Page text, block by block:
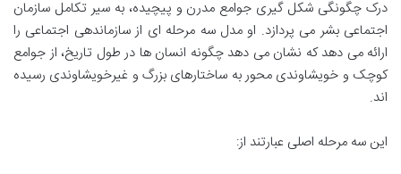
درک چگونگی شکل گیری جوامع مدرن و پیچیده، به سیر تکامل سازمان
اجتماعی بشر می پردازد. او مدل سه مرحله ای از سازماندهی اجتماعی را
ارائه می دهد که نشان می دهد چگونه انسان ها در طول تاریخ، از جوامع
کوچک و خویشاوندی محور به ساختارهای بزرگ و غیرخویشاوندی رسیده
اند.
این سه مرحله اصلی عبارتند از: